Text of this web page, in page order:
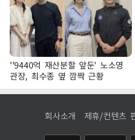
''9440억 재산분할 앞둔' 노소영
관장, 최수종 옆 깜짝 근황
회사소개 제휴/컨텐츠